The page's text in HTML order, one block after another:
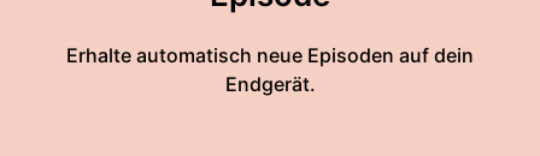
Erhalte automatisch neue Episoden auf dein
Endgerät.